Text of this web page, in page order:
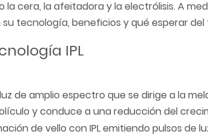
la cera, la afeitadora y la electrólisis. A
su tecnología, beneficios y qué esperar
IPL
de amplio espectro que se dirige a la
y conduce a una reducción del